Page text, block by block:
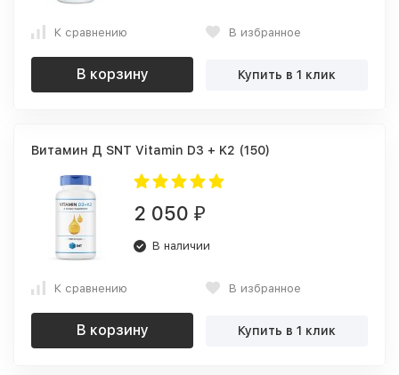
К сравнению В избранное
В корзину Купить в 1 клик
Витамин Д SNT Vitamin D3 + K2 (150)
2 050 ₽
В наличии
К сравнению В избранное
В корзину Купить в 1 клик